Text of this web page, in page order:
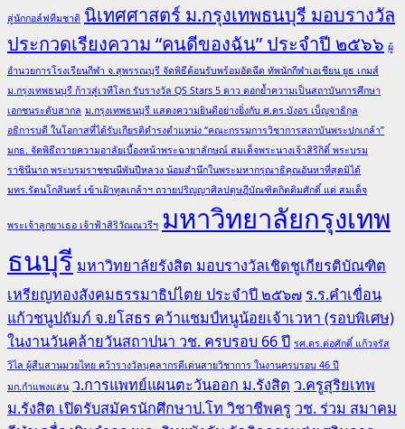
สู่นักกอล์ฟทีมชาติ นิเทศศาสตร์ ม.กรุงเทพธนบุรี มอบรางวัล
ประกวดเรียงความ “คนดีของฉัน” ประจำปี ๒๕๖๖ ผู้
อำนวยการโรงเรียนกีฬา จ.สุพรรณบุรี จัดพิธีต้อนรับพร้อมอัดฉีด ทัพนักกีฬาเอเชียน ยูธ เกมส์
ม.กรุงเทพธนบุรี ก้าวสู่เวทีโลก รับรางวัล QS Stars 5 ดาว ตอกย้ำความเป็นสถาบันการศึกษา
เอกชนระดับสากล ม.กรุงเทพธนบุรี แสดงความยินดีอย่างยิ่งกับ ศ.ดร.บังอร เบ็ญจาธิกุล
อธิการบดี ในโอกาสที่ได้รับเกียรติดำรงตำแหน่ง “คณะกรรมการวิชาการสถาบันพระปกเกล้า”
มกธ. จัดพิธีถวายความอาลัยเบื้องหน้าพระฉายาลักษณ์ สมเด็จพระนางเจ้าสิริกิติ์ พระบรม
ราชินีนาถ พระบรมราชชนนีพันปีหลวง น้อมสำนึกในพระมหากรุณาธิคุณอันหาที่สุดมิได้
มทร.รัตนโกสินทร์ เข้าเฝ้าทูลเกล้าฯ ถวายปริญญาศิลปดุษฎีบัณฑิตกิตติมศักดิ์ แด่ สมเด็จ
พระเจ้าลูกยาเธอ เจ้าฟ้าสิริวัณณวรีฯ มหาวิทยาลัยกรุงเทพ
ธนบุรี มหาวิทยาลัยรังสิต มอบรางวัลเชิดชูเกียรติบัณฑิต
เหรียญทองสังคมธรรมาธิปไตย ประจำปี ๒๕๖๗ ร.ร.คำเขื่อน
แก้วชนูปถัมภ์ จ.ยโสธร คว้าแชมป์หนูน้อยเจ้าเวหา (รอบพิเศษ)
ในงานวันคล้ายวันสถาปนา วช. ครบรอบ 66 ปี รศ.ดร.ต่อศักดิ์ แก้วจรัส
วิไล ผู้สืบสานมวยไทย คว้ารางวัลบุคลากรดีเด่นสายวิชาการ ในงานครบรอบ 46 ปี
มก.กำแพงแสน ว.การแพทย์แผนตะวันออก ม.รังสิต ว.ครูสุริยเทพ
ม.รังสิต เปิดรับสมัครนักศึกษาป.โท วิชาชีพครู วช. ร่วม สมาคม